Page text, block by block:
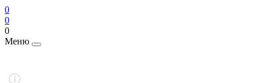
0
0
0
Меню